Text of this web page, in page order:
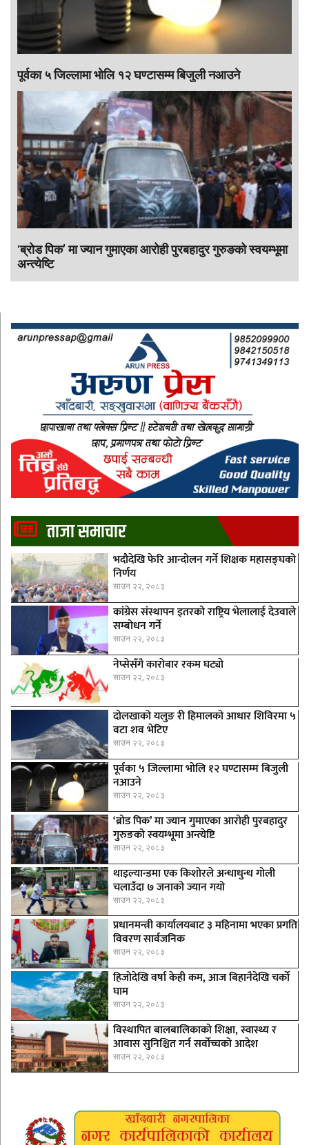
पूर्वका ५ जिल्लामा भाेलि १२ घण्टासम्म बिजुली नआउने
‘ब्रोड पिक’ मा ज्यान गुमाएका आराेही पुरबहादुर गुरुङको स्वयम्भूमा
अन्त्येष्टि
ताजा समाचार
भदौदेखि फेरि आन्दोलन गर्ने शिक्षक महासङ्घको
निर्णय
साउन २२, २०८३
कांग्रेस संस्थापन इतरको राष्ट्रिय भेलालाई देउवाले
सम्बोधन गर्ने
साउन २२, २०८३
नेप्सेसँगै काराेबार रकम घट्याे
साउन २२, २०८३
दोलखाको यलुङ री हिमालको आधार शिविरमा ५
वटा शव भेटिए
साउन २२, २०८३
पूर्वका ५ जिल्लामा भाेलि १२ घण्टासम्म बिजुली
नआउने
साउन २२, २०८३
‘ब्रोड पिक’ मा ज्यान गुमाएका आराेही पुरबहादुर
गुरुङको स्वयम्भूमा अन्त्येष्टि
साउन २२, २०८३
थाइल्यान्डमा एक किशोरले अन्धाधुन्ध गोली
चलाउँदा ७ जनाको ज्यान गयो
साउन २२, २०८३
प्रधानमन्त्री कार्यालयबाट ३ महिनामा भएका प्रगति
विवरण सार्वजनिक
साउन २२, २०८३
हिजोदेखि वर्षा केही कम, आज बिहानैदेखि चर्को
घाम
साउन २२, २०८३
विस्थापित बालबालिकाको शिक्षा, स्वास्थ्य र
आवास सुनिश्चित गर्न सर्वोच्चको आदेश
साउन २२, २०८३